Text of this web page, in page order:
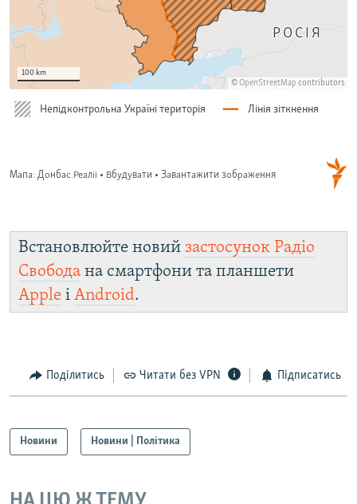
Встановлюйте новий застосунок Радіо
Свобода на смартфони та планшети
Apple і Android.
Поділитись Читати без VPN Підписатись
Новини Новини | Політика